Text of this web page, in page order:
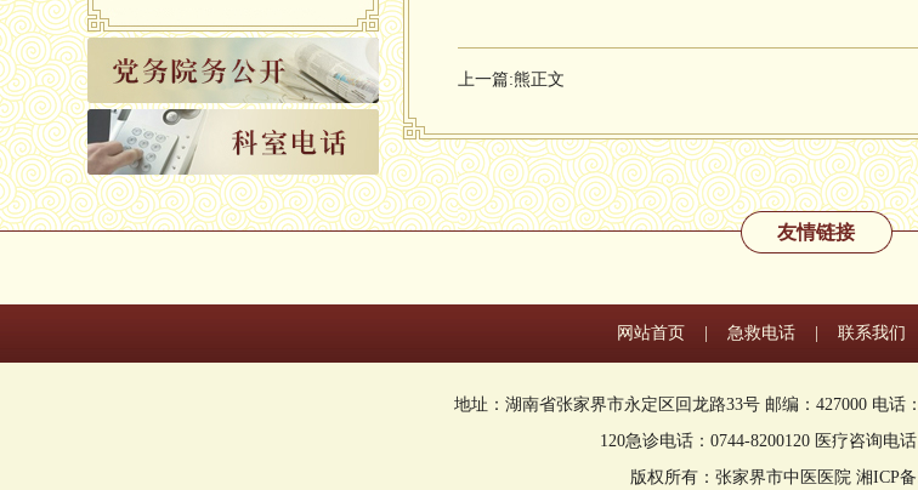
上一篇:熊正文
友情链接
网站首页 急救电话 联系我们
地址：湖南省张家界市永定区回龙路33号 邮编：427000 电话
120急诊电话：0744-8200120 医疗咨询电
版权所有：张家界市中医医院 湘ICP备